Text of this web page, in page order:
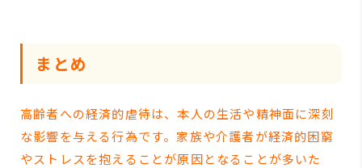
まとめ
高齢者への経済的虐待は、本人の生活や精神面に深刻
な影響を与える行為です。家族や介護者が経済的困窮
やストレスを抱えることが原因となることが多いた